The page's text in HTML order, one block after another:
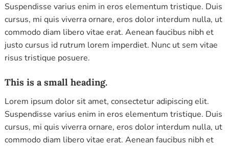
Suspendisse varius enim in eros elementum tristique. Duis
cursus, mi quis viverra ornare, eros dolor interdum nulla, ut
commodo diam libero vitae erat. Aenean faucibus nibh et
justo cursus id rutrum lorem imperdiet. Nunc ut sem vitae
risus tristique posuere.
This is a small heading.
Lorem ipsum dolor sit amet, consectetur adipiscing elit.
Suspendisse varius enim in eros elementum tristique. Duis
cursus, mi quis viverra ornare, eros dolor interdum nulla, ut
commodo diam libero vitae erat. Aenean faucibus nibh et